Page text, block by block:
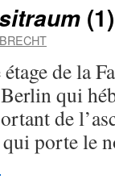
(1)
de la
qui
de
qui porte le